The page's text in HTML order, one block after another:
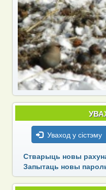
Уваход у сістэму
Стварыць новы
Запытаць новы